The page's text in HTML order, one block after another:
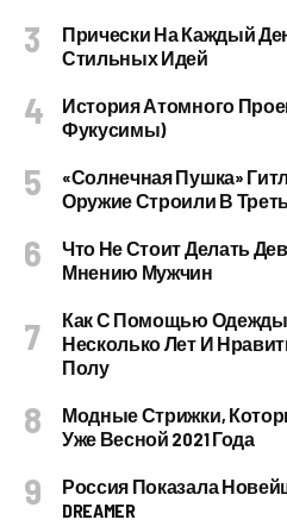
Прически На Каждый
Стильных Идей
История Атомного
Фукусимы)
«Солнечная Пушка»
Оружие Строили В
Что Не Стоит Делать
Мнению Мужчин
Как С Помощью
Несколько Лет И
Полу
Модные Стрижки,
Уже Весной 2021 Года
Россия Показала
DREAMER